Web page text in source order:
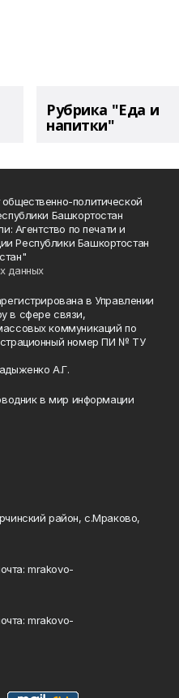
Рубрика "Еда и
напитки"
политической
Башкортостан
Агентство по печати и
Республики Башкортостан
данных
в Управлении
в сфере связи,
коммуникаций по
номер ПИ № ТУ
А.Г.
в мир информации
район, с.Мраково,
mrakovo-
mrakovo-